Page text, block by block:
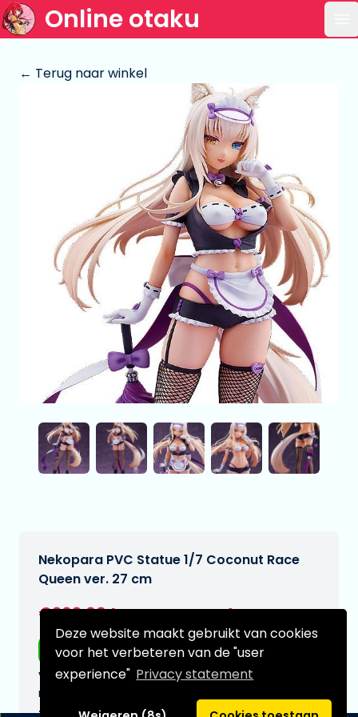
Deze website maakt gebruikt van cookies
voor het verbeteren van de "user
experience" Privacy statement
Online otaku
← Terug naar winkel
Nekopara PVC Statue 1/7 Coconut Race
Queen ver. 27 cm
€209,00
Gratis verzending
Verwachtte leverdatum:
n.v.t.